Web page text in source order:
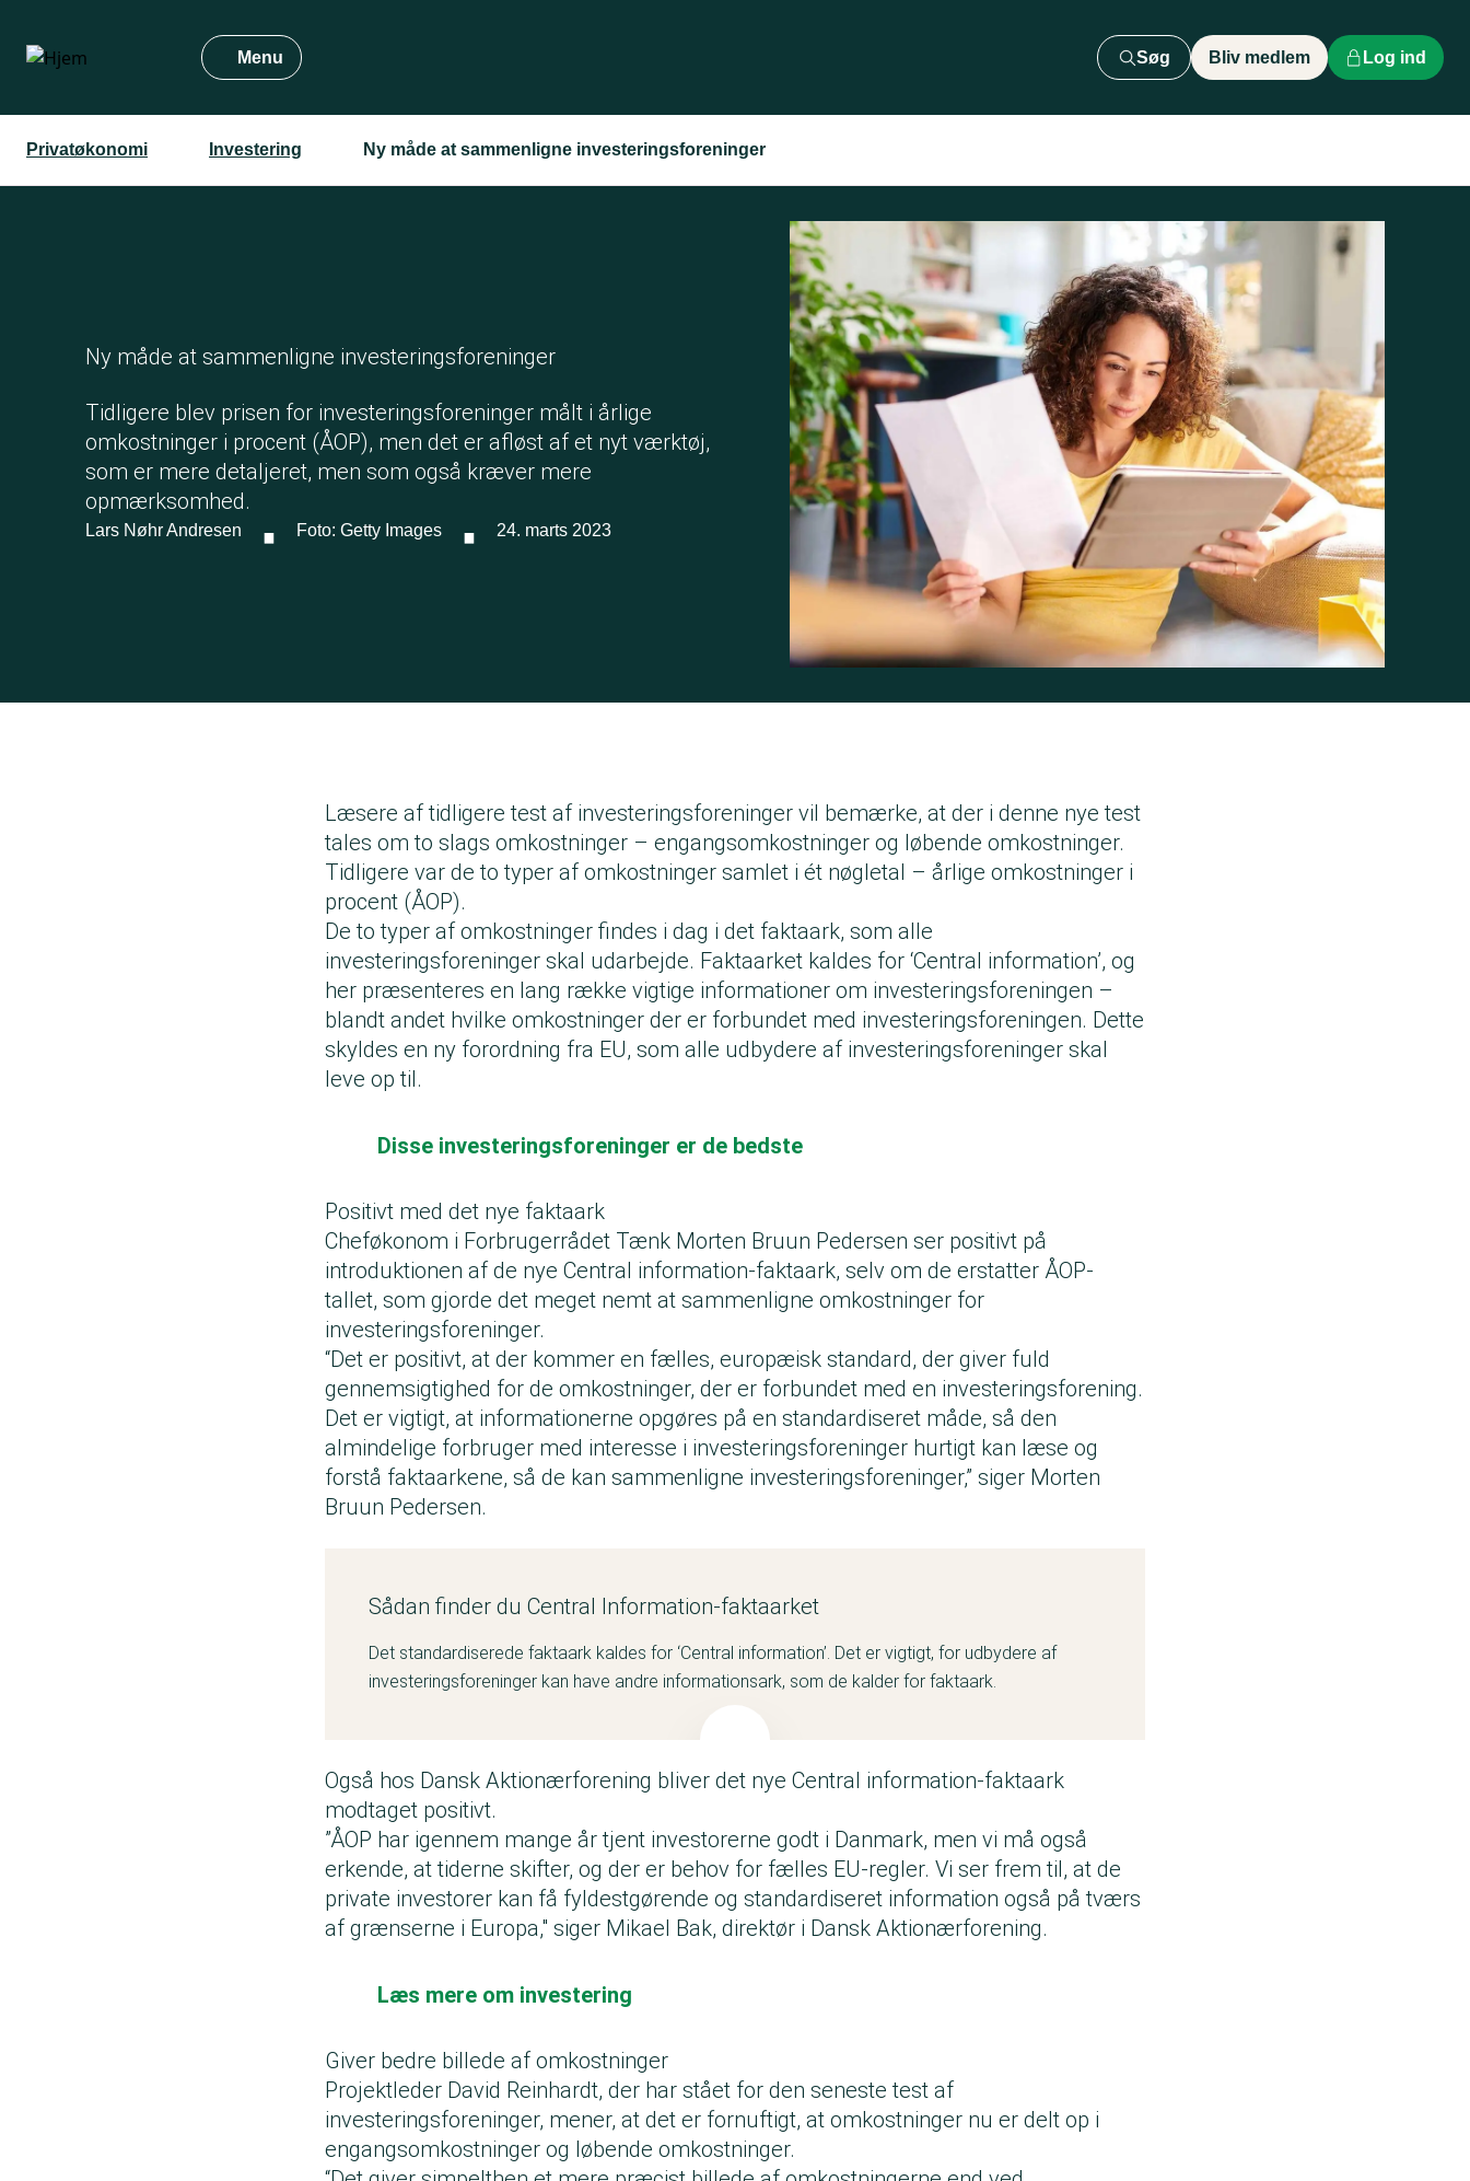
hovedindhold
Menu Søg Bliv medlem Log ind
Privatøkonomi Investering Ny måde at sammenligne investeringsforeninger
Ny måde at sammenligne investeringsforeninger
Tidligere blev prisen for investeringsforeninger målt i årlige
omkostninger i procent (ÅOP), men det er afløst af et nyt værktøj,
som er mere detaljeret, men som også kræver mere
opmærksomhed.
Lars Nøhr Andresen · Foto: Getty Images · 24. marts 2023
Læsere af tidligere test af investeringsforeninger vil bemærke, at der i denne nye test
tales om to slags omkostninger – engangsomkostninger og løbende omkostninger.
Tidligere var de to typer af omkostninger samlet i ét nøgletal – årlige omkostninger i
procent (ÅOP).
De to typer af omkostninger findes i dag i det faktaark, som alle
investeringsforeninger skal udarbejde. Faktaarket kaldes for ‘Central information’, og
her præsenteres en lang række vigtige informationer om investeringsforeningen –
blandt andet hvilke omkostninger der er forbundet med investeringsforeningen. Dette
skyldes en ny forordning fra EU, som alle udbydere af investeringsforeninger skal
leve op til.
Disse investeringsforeninger er de bedste
Positivt med det nye faktaark
Cheføkonom i Forbrugerrådet Tænk Morten Bruun Pedersen ser positivt på
introduktionen af de nye Central information-faktaark, selv om de erstatter ÅOP-
tallet, som gjorde det meget nemt at sammenligne omkostninger for
investeringsforeninger.
“Det er positivt, at der kommer en fælles, europæisk standard, der giver fuld
gennemsigtighed for de omkostninger, der er forbundet med en investeringsforening.
Det er vigtigt, at informationerne opgøres på en standardiseret måde, så den
almindelige forbruger med interesse i investeringsforeninger hurtigt kan læse og
forstå faktaarkene, så de kan sammenligne investeringsforeninger,” siger Morten
Bruun Pedersen.
Sådan finder du Central Information-faktaarket
Det standardiserede faktaark kaldes for ‘Central information’. Det er vigtigt, for udbydere af
investeringsforeninger kan have andre informationsark, som de kalder for faktaark.
Også hos Dansk Aktionærforening bliver det nye Central information-faktaark
modtaget positivt.
”ÅOP har igennem mange år tjent investorerne godt i Danmark, men vi må også
erkende, at tiderne skifter, og der er behov for fælles EU-regler. Vi ser frem til, at de
private investorer kan få fyldestgørende og standardiseret information også på tværs
af grænserne i Europa," siger Mikael Bak, direktør i Dansk Aktionærforening.
Læs mere om investering
Giver bedre billede af omkostninger
Projektleder David Reinhardt, der har stået for den seneste test af
investeringsforeninger, mener, at det er fornuftigt, at omkostninger nu er delt op i
engangsomkostninger og løbende omkostninger.